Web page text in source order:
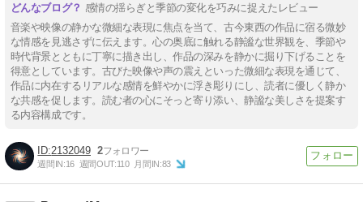
感情の揺らぎと季節の変化を巧みに捉えたレビュー
音楽や映像の静かな微細な表現に焦点を当て、古今東西の作品に宿る微妙
な情感を見逃さずに伝えます。心の奥底に触れる静謐な世界観を、季節や
時代背景とともに丁寧に描き出し、作品の深みを静かに掘り下げることを
得意としています。古びた映像や声の震えといった微細な表現を通じて、
作品に内在するリアルな感情を鮮やかに浮き彫りにし、読者に優しく静か
な共感を促します。読む者の心にそっと寄り添い、静謐な美しさを提案す
る内容構成です。
2132049 2
週間IN:16 週間OUT:110 月間IN:83